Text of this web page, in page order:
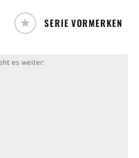
um ihr
Entwickelt wurde die
Craig Mazin
SERIE VORMERKEN